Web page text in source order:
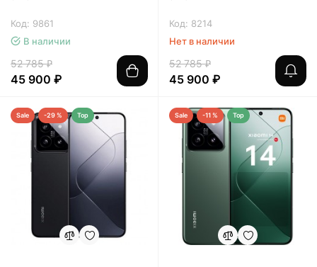
Код: 9861
В наличии
52 785 ₽
45 900 ₽
Код: 8214
Нет в наличии
52 785 ₽
45 900 ₽
Sale -29 % Top Sale -11 % Top